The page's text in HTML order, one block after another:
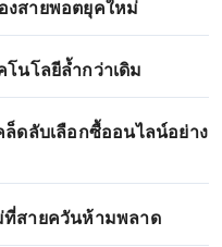
งสายพอตยุคใหม่
นโลยีล้ำกว่าเดิม
ล็ดลับเลือกซื้ออนไลน์อย่าง
ที่สายควันห้ามพลาด